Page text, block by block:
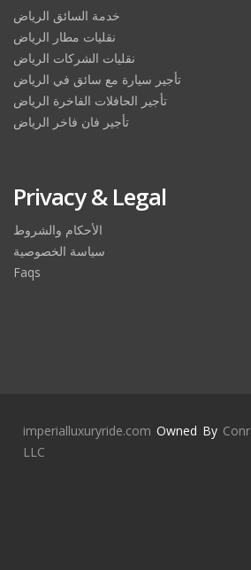
خدمة السائق الرياض
نقليات مطار الرياض
نقليات الشركات الرياض
تأجير سيارة مع سائق في الرياض
تأجير الحافلات الفاخرة الرياض
تأجير فان فاخر الرياض
Privacy & Legal
الأحكام والشروط
سياسة الخصوصية
Faqs
imperialluxuryride.com Owned By
LLC